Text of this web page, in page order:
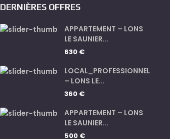
DERNIÈRES OFFRES
APPARTEMENT – LONS
LE SAUNIER...
630 €
LOCAL_PROFESSIONNEL
– LONS LE...
360 €
APPARTEMENT – LONS
LE SAUNIER...
500 €